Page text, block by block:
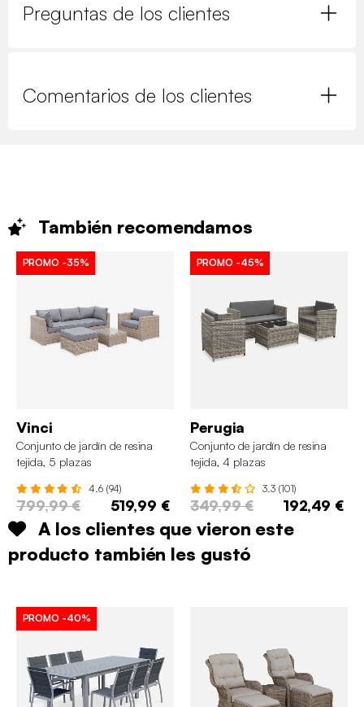
Preguntas de los clientes
Comentarios de los clientes
También recomendamos
PROMO -35%
Vinci
Conjunto de jardín de resina
tejida, 5 plazas
4.6 (94)
799,99 € 519,99 €
PROMO -45%
Perugia
Conjunto de jardín de resina
tejida, 4 plazas
3.3 (101)
349,99 € 192,49 €
A los clientes que vieron este
producto también les gustó
PROMO -40%